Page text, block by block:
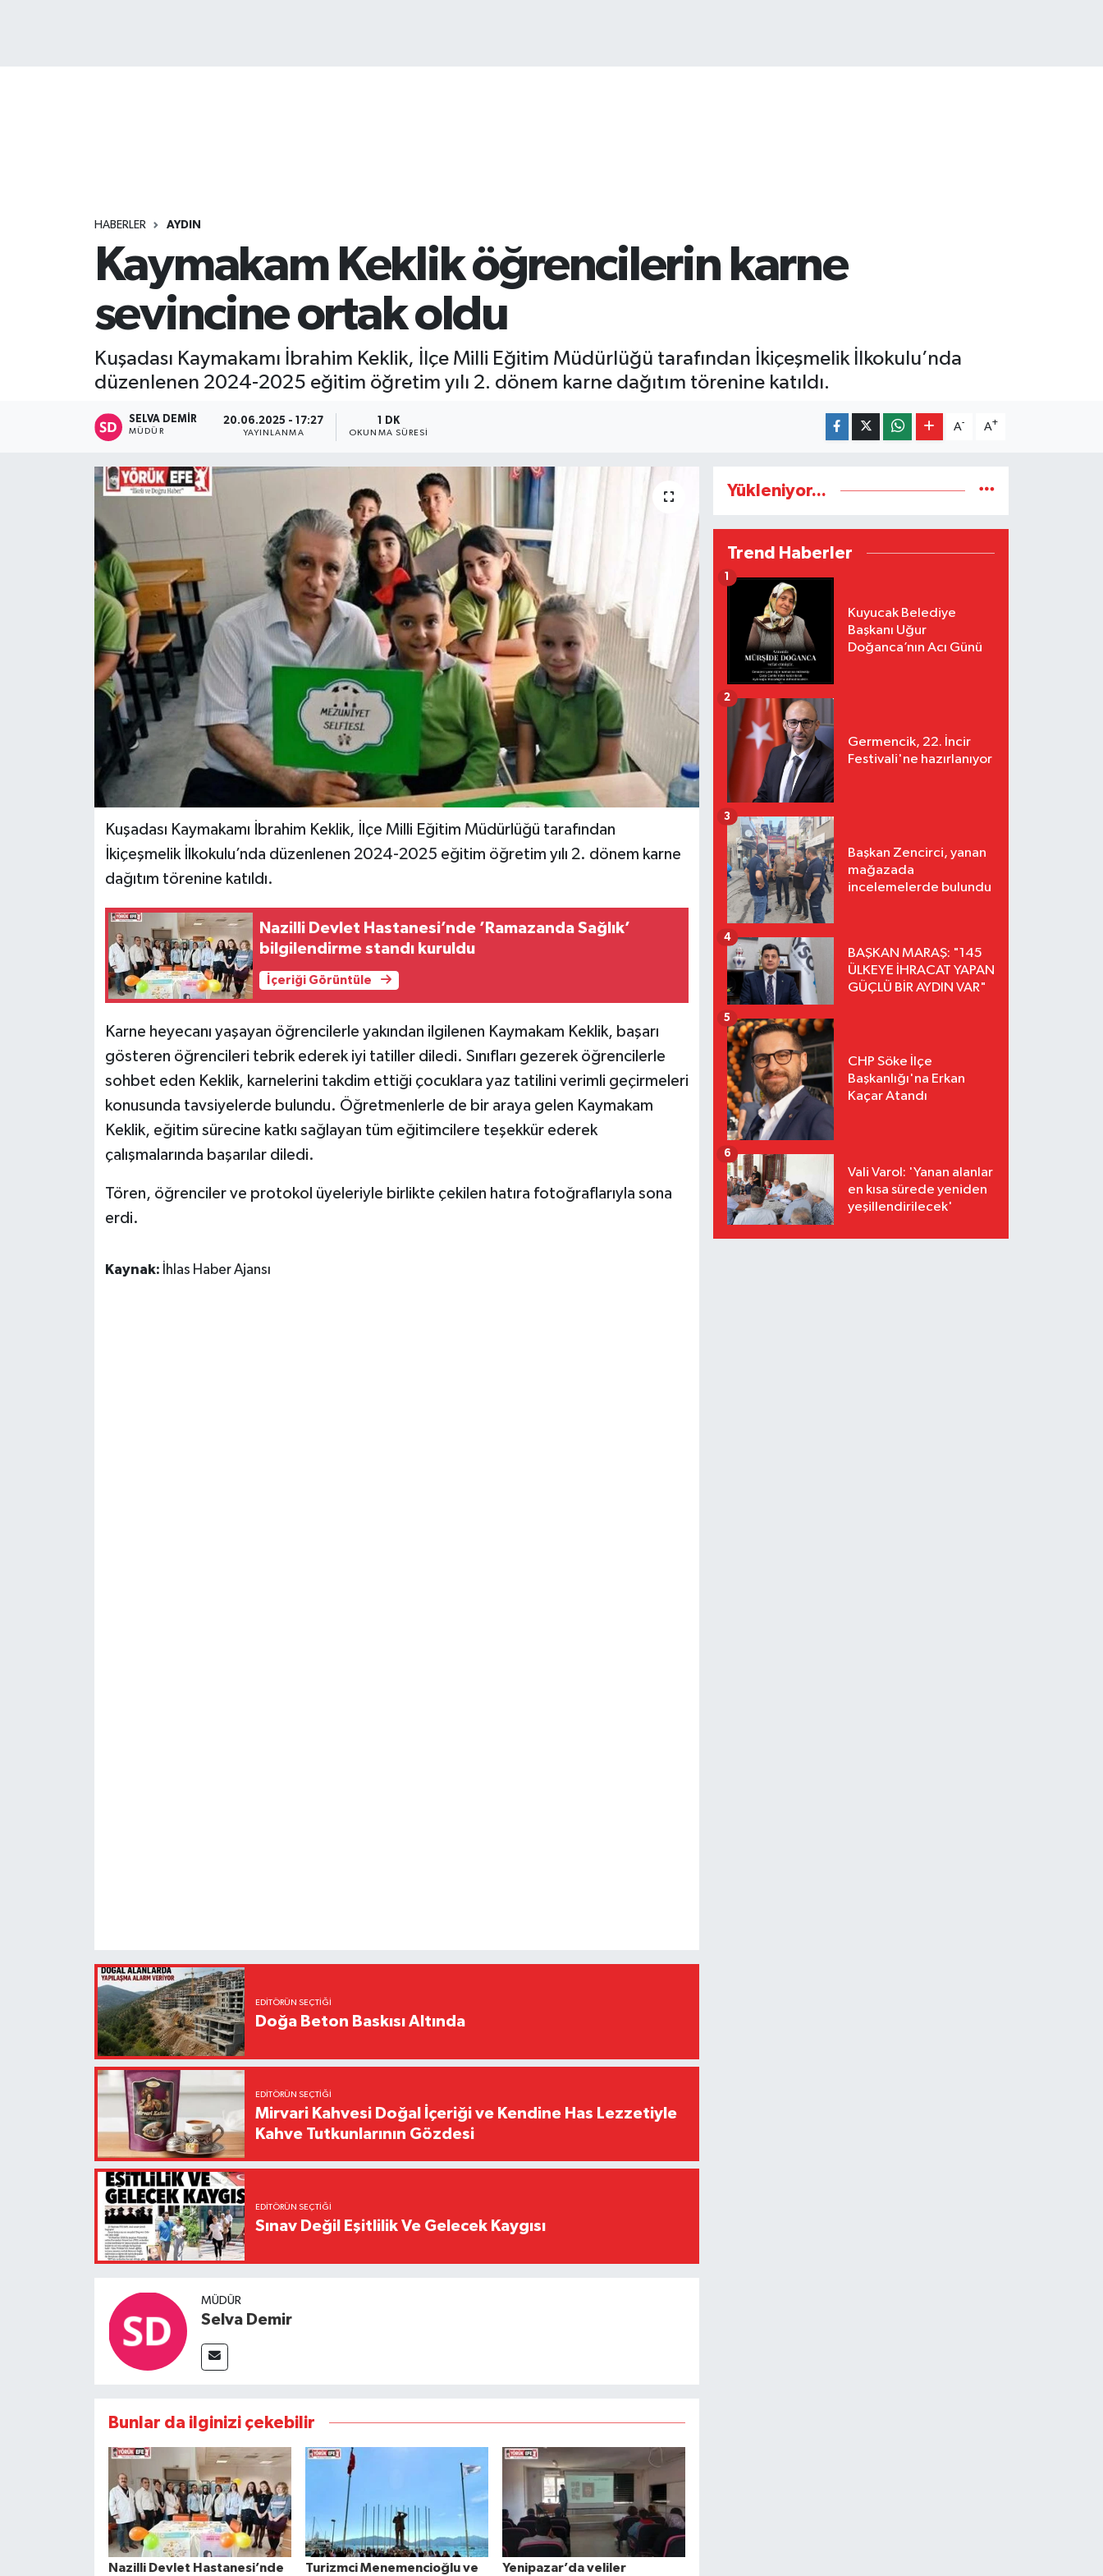
HABERLER AYDIN
Kaymakam Keklik öğrencilerin karne
sevincine ortak oldu
Kuşadası Kaymakamı İbrahim Keklik, İlçe Milli Eğitim Müdürlüğü tarafından İkiçeşmelik İlkokulu’nda
düzenlenen 2024-2025 eğitim öğretim yılı 2. dönem karne dağıtım törenine katıldı.
SELVA DEMIR
MÜDÜR
20.06.2025 - 17:27
YAYINLANMA
1 DK
OKUNMA SÜRESI
A- A+
Kuşadası Kaymakamı İbrahim Keklik, İlçe Milli Eğitim Müdürlüğü tarafından
İkiçeşmelik İlkokulu’nda düzenlenen 2024-2025 eğitim öğretim yılı 2. dönem karne
dağıtım törenine katıldı.
Nazilli Devlet Hastanesi’nde ’Ramazanda Sağlık’
bilgilendirme standı kuruldu
İçeriği Görüntüle
Karne heyecanı yaşayan öğrencilerle yakından ilgilenen Kaymakam Keklik, başarı
gösteren öğrencileri tebrik ederek iyi tatiller diledi. Sınıfları gezerek öğrencilerle
sohbet eden Keklik, karnelerini takdim ettiği çocuklara yaz tatilini verimli geçirmeleri
konusunda tavsiyelerde bulundu. Öğretmenlerle de bir araya gelen Kaymakam
Keklik, eğitim sürecine katkı sağlayan tüm eğitimcilere teşekkür ederek
çalışmalarında başarılar diledi.
Tören, öğrenciler ve protokol üyeleriyle birlikte çekilen hatıra fotoğraflarıyla sona
erdi.
Kaynak: İhlas Haber Ajansı
EDITÖRÜN SEÇTIĞI
Doğa Beton Baskısı Altında
EDITÖRÜN SEÇTIĞI
Mirvari Kahvesi Doğal İçeriği ve Kendine Has Lezzetiyle
Kahve Tutkunlarının Gözdesi
EDITÖRÜN SEÇTIĞI
Sınav Değil Eşitlilik Ve Gelecek Kaygısı
MÜDÜR
Selva Demir
Bunlar da ilginizi çekebilir
Nazilli Devlet Hastanesi’nde Turizmci Menemencioğlu ve Yenipazar’da veliler
Yükleniyor...
Trend Haberler
Kuyucak Belediye
Başkanı Uğur
Doğanca’nın Acı Günü
1
Germencik, 22. İncir
Festivali'ne hazırlanıyor
2
Başkan Zencirci, yanan
mağazada
incelemelerde bulundu
3
BAŞKAN MARAŞ: "145
ÜLKEYE İHRACAT YAPAN
GÜÇLÜ BİR AYDIN VAR"
4
CHP Söke İlçe
Başkanlığı'na Erkan
Kaçar Atandı
5
Vali Varol: 'Yanan alanlar
en kısa sürede yeniden
yeşillendirilecek'
6